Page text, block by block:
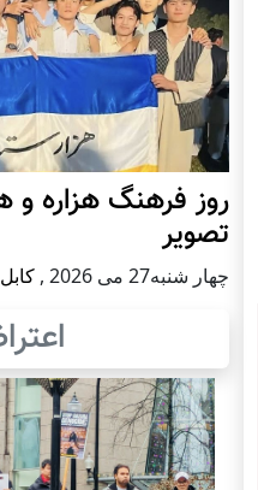
روز فرهنگ هزاره و
تصویر
چهار شنبه27 می 2026 ,